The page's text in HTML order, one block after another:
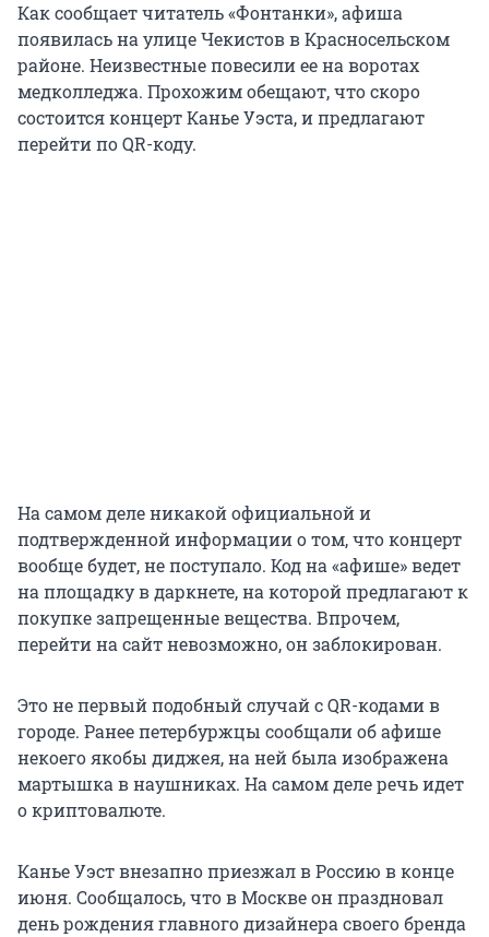
Как сообщает читатель «Фонтанки», афиша
появилась на улице Чекистов в Красносельском
районе. Неизвестные повесили ее на воротах
медколледжа. Прохожим обещают, что скоро
состоится концерт Канье Уэста, и предлагают
перейти по QR-коду.
На самом деле никакой официальной и
подтвержденной информации о том, что концерт
вообще будет, не поступало. Код на «афише» ведет
на площадку в даркнете, на которой предлагают к
покупке запрещенные вещества. Впрочем,
перейти на сайт невозможно, он заблокирован.
Это не первый подобный случай с QR-кодами в
городе. Ранее петербуржцы сообщали об афише
некоего якобы диджея, на ней была изображена
мартышка в наушниках. На самом деле речь идет
о криптовалюте.
Канье Уэст внезапно приезжал в Россию в конце
июня. Сообщалось, что в Москве он праздновал
день рождения главного дизайнера своего бренда